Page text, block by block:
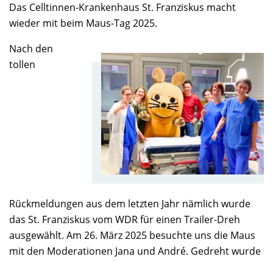
Das Celltinnen-Krankenhaus St. Franziskus macht
wieder mit beim Maus-Tag 2025.
Nach den
tollen
Rückmeldungen aus dem letzten Jahr nämlich wurde
das St. Franziskus vom WDR für einen Trailer-Dreh
ausgewählt. Am 26. März 2025 besuchte uns die Maus
mit den Moderationen Jana und André. Gedreht wurde